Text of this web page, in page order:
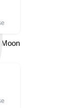
Moon